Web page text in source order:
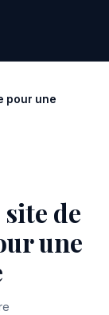
pour une
de
une